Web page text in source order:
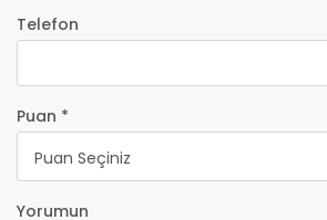
Telefon
Puan *
Puan Seçiniz
Yorumun